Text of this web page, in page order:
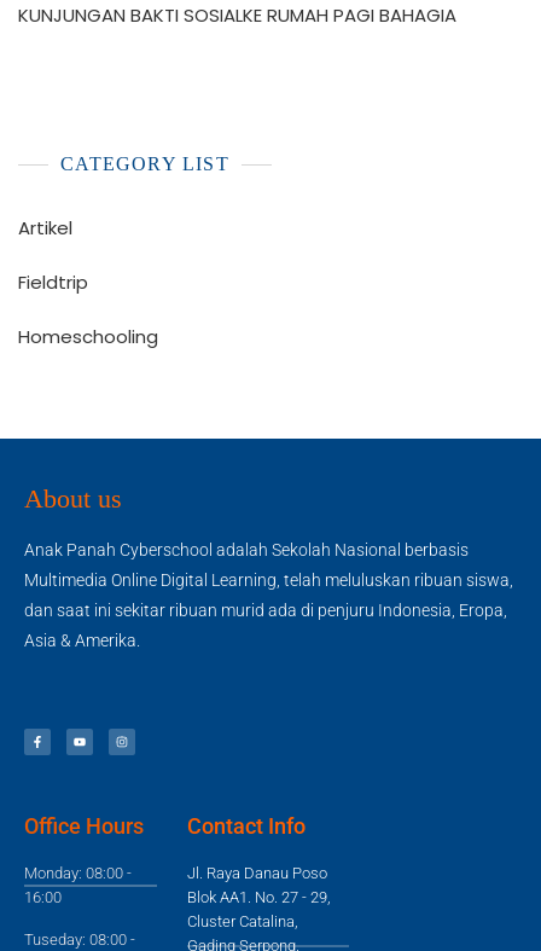
KUNJUNGAN BAKTI SOSIALKE RUMAH PAGI BAHAGIA
CATEGORY LIST
Artikel
Fieldtrip
Homeschooling
About us
Anak Panah Cyberschool adalah Sekolah Nasional berbasis
Multimedia Online Digital Learning, telah meluluskan ribuan siswa,
dan saat ini sekitar ribuan murid ada di penjuru Indonesia, Eropa,
Asia & Amerika.
Office Hours
Monday: 08:00 -
16:00
Tuseday: 08:00 -
Contact Info
Jl. Raya Danau Poso
Blok AA1. No. 27 - 29,
Cluster Catalina,
Gading Serpong.